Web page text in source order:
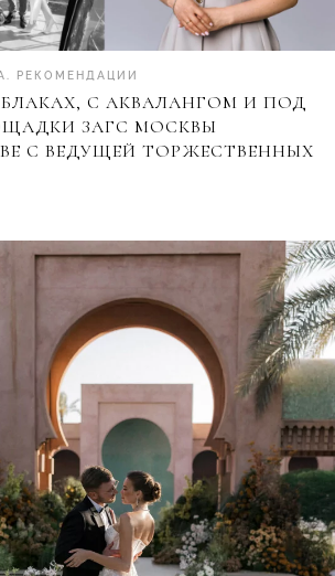
РЕКОМЕНДАЦИИ
С АКВАЛАНГОМ И ПОД
ЗАГС МОСКВЫ
С ВЕДУЩЕЙ ТОРЖЕСТВЕННЫХ